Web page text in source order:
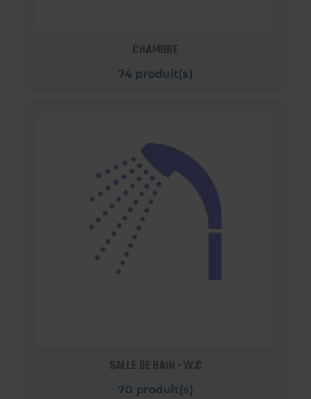
CHAMBRE
74 produit(s)
SALLE DE BAIN - W.C
70 produit(s)